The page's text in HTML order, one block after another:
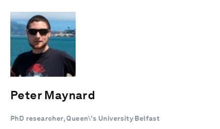
Peter Maynard
PhD researcher, Queen\'s University Belfast